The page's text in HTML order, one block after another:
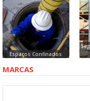
Espaços Confinados
MARCAS